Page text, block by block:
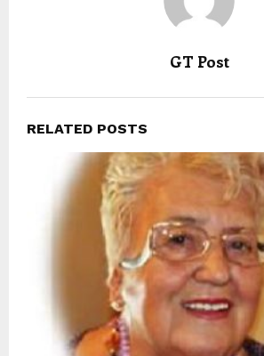
GT Post
RELATED POSTS